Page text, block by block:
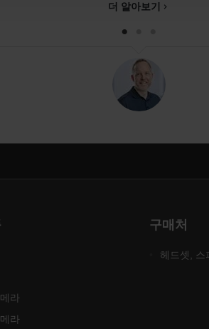
chevron_right
더 알아보기
라
라
구매처
헤드셋, 스